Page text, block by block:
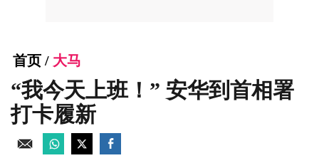
首页 / 大马
“我今天上班！” 安华到首相署
打卡履新